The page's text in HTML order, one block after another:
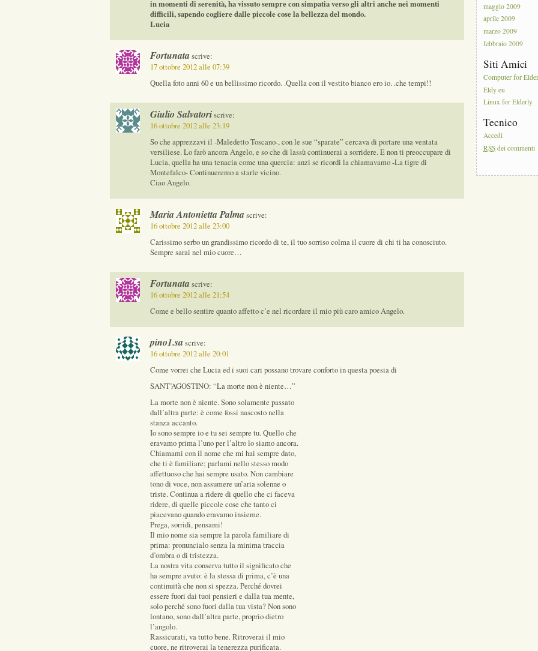
in momenti di serenità, ha vissuto sempre con simpatia verso gli altri anche nei momenti
difficili, sapendo cogliere dalle piccole cose la bellezza del mondo.
Lucia
Fortunata scrive:
17 ottobre 2012 alle 07:39
Quella foto anni 60 e un bellissimo ricordo. .Quella con il vestito bianco ero io. .che tempi!!
Giulio Salvatoriscrive:
16 ottobre 2012 alle 23:19
So che apprezzavi il -Maledetto Toscano-, con le sue “sparate” cercava di portare una ventata
versiliese. Lo farò ancora Angelo, e so che di lassù continuerai a sorridere. E non ti preoccupare di
Lucia, quella ha una tenacia come una quercia: anzi se ricordi la chiamavamo -La tigre di
Montefalco- Continueremo a starle vicino.
Ciao Angelo.
Maria Antonietta Palma scrive:
16 ottobre 2012 alle 23:00
Carissimo serbo un grandissimo ricordo di te, il tuo sorriso colma il cuore di chi ti ha conosciuto.
Sempre sarai nel mio cuore…
Fortunata scrive:
16 ottobre 2012 alle 21:54
Come e bello sentire quanto affetto c’e nel ricordare il mio più caro amico Angelo.
pino1.sa scrive:
16 ottobre 2012 alle 20:01
Come vorrei che Lucia ed i suoi cari possano trovare conforto in questa poesia di
SANT’AGOSTINO: “La morte non è niente…”
La morte non è niente. Sono solamente passato
dall’altra parte: è come fossi nascosto nella
stanza accanto.
Io sono sempre io e tu sei sempre tu. Quello che
eravamo prima l’uno per l’altro lo siamo ancora.
Chiamami con il nome che mi hai sempre dato,
che ti è familiare; parlami nello stesso modo
affettuoso che hai sempre usato. Non cambiare
tono di voce, non assumere un’aria solenne o
triste. Continua a ridere di quello che ci faceva
ridere, di quelle piccole cose che tanto ci
piacevano quando eravamo insieme.
Prega, sorridi, pensami!
Il mio nome sia sempre la parola familiare di
prima: pronuncialo senza la minima traccia
d’ombra o di tristezza.
La nostra vita conserva tutto il significato che
ha sempre avuto: è la stessa di prima, c’è una
continuità che non si spezza. Perché dovrei
essere fuori dai tuoi pensieri e dalla tua mente,
solo perché sono fuori dalla tua vista? Non sono
lontano, sono dall’altra parte, proprio dietro
l’angolo.
Rassicurati, va tutto bene. Ritroverai il mio
cuore, ne ritroverai la tenerezza purificata.
maggio 2009
aprile 2009
marzo 2009
febbraio 2009
Siti Amici
Computer for
Eldy eu
Linux for Elderly
Tecnico
Accedi
RSS dei commenti